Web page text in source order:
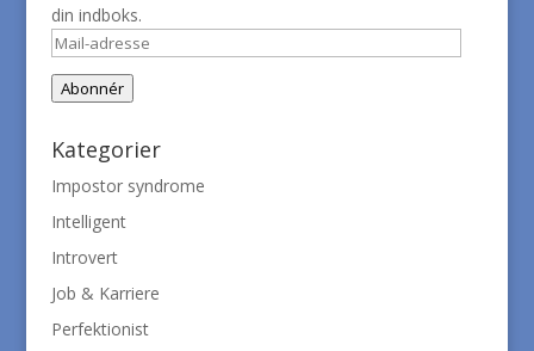
din indboks.
Mail-
adresse
Abonnér
Kategorier
Impostor syndrome
Intelligent
Introvert
Job & Karriere
Perfektionist